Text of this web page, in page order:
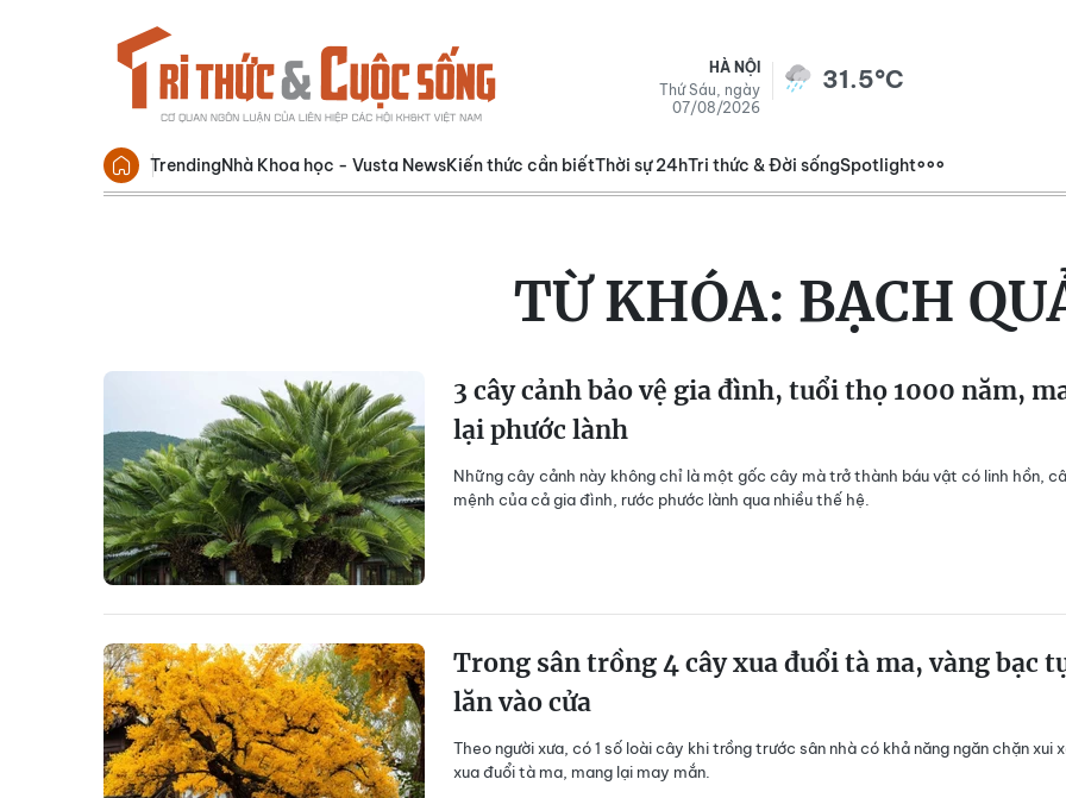
HÀ NỘI
Thứ Sáu, ngày
07/08/2026
31.5°C
TrendingNhà Khoa học - Vusta NewsKiến thức cần biếtThời sự 24hTri thức & Đời sốngSpotlight
TỪ KHÓA: BẠCH
3 cây cảnh bảo vệ gia đình, tuổi thọ 1000 năm,
lại phước lành
Những cây cảnh này không chỉ là một gốc cây mà trở thành báu vật có linh hồn,
mệnh của cả gia đình, rước phước lành qua nhiều thế hệ.
Trong sân trồng 4 cây xua đuổi tà ma, vàng bạc
lăn vào cửa
Theo người xưa, có 1 số loài cây khi trồng trước sân nhà có khả năng ngăn chặn xui
xua đuổi tà ma, mang lại may mắn.